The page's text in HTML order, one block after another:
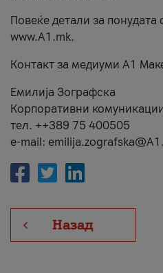
Повеќе детали за понудата
www.А1.mk.
Контакт за медиуми А1
Емилија Зографска
Корпоративни
тел. ++389 75 400505
e-mail:
Назад